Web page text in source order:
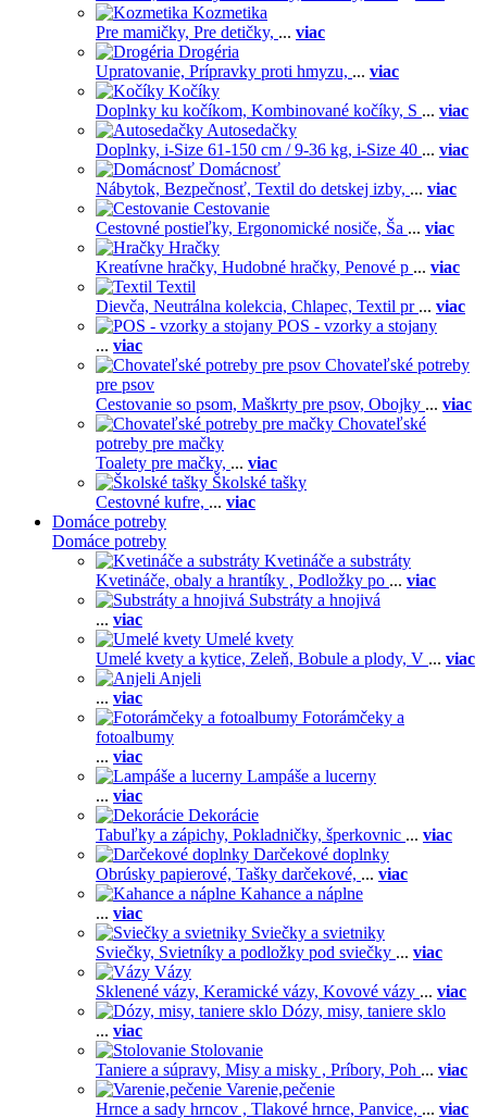
Kozmetika
Pre mamičky, Pre detičky, ... viac
Drogéria
Upratovanie, Prípravky proti hmyzu, ... viac
Kočíky
Doplnky ku kočíkom, Kombinované kočíky, S ... viac
Autosedačky
Doplnky, i-Size 61-150 cm / 9-36 kg, i-Size 40 ... viac
Domácnosť
Nábytok, Bezpečnosť, Textil do detskej izby, ... viac
Cestovanie
Cestovné postieľky, Ergonomické nosiče, Ša ... viac
Hračky
Kreatívne hračky, Hudobné hračky, Penové p ... viac
Textil
Dievča, Neutrálna kolekcia, Chlapec, Textil pr ... viac
POS - vzorky a stojany
... viac
Chovateľské potreby
pre psov
Cestovanie so psom, Maškrty pre psov, Obojky ... viac
Chovateľské
potreby pre mačky
Toalety pre mačky, ... viac
Školské tašky
Cestovné kufre, ... viac
Domáce potreby
Domáce potreby
Kvetináče a substráty
Kvetináče, obaly a hrantíky , Podložky po ... viac
Substráty a hnojivá
... viac
Umelé kvety
Umelé kvety a kytice, Zeleň, Bobule a plody, V ... viac
Anjeli
... viac
Fotorámčeky a
fotoalbumy
... viac
Lampáše a lucerny
... viac
Dekorácie
Tabuľky a zápichy, Pokladničky, šperkovnic ... viac
Darčekové doplnky
Obrúsky papierové, Tašky darčekové, ... viac
Kahance a náplne
... viac
Sviečky a svietniky
Sviečky, Svietníky a podložky pod sviečky ... viac
Vázy
Sklenené vázy, Keramické vázy, Kovové vázy ... viac
Dózy, misy, taniere sklo
... viac
Stolovanie
Taniere a súpravy, Misy a misky , Príbory, Poh ... viac
Varenie,pečenie
Hrnce a sady hrncov , Tlakové hrnce, Panvice, ... viac